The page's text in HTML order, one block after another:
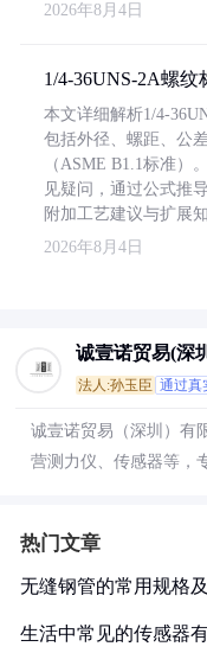
2026年8月4日
1/4-36UNS-2A螺纹
本文详细解析1/4-
包括外径、螺距、公
（ASME B1.1标准）
见疑问，通过公式推
附加工艺建议与扩展知
2026年8月4日
诚壹诺贸易(深
法人:孙玉臣 通过真
诚壹诺贸易（深圳）有
营测力仪、传感器等，
热门文章
无缝钢管的常用规格
生活中常见的传感器